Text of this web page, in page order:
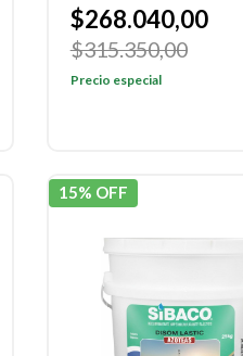
$268.040,00
$315.350,00
Precio especial
15% OFF